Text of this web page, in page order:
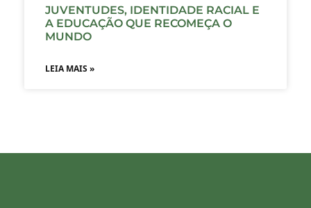
JUVENTUDES, IDENTIDADE RACIAL E
A EDUCAÇÃO QUE RECOMEÇA O
MUNDO
LEIA MAIS »